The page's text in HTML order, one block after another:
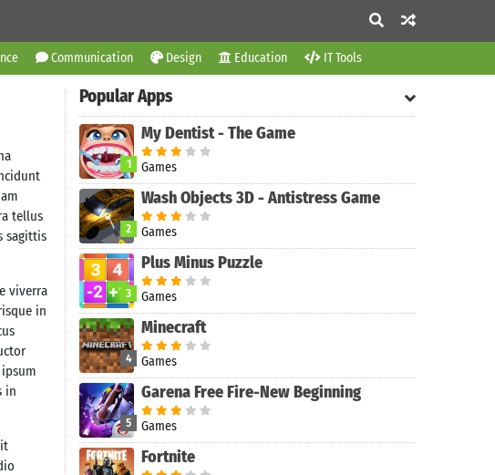
Communication Design Education IT Tools
tellus
sagittis
viverra
in
in
Popular Apps
1
My Dentist - The Game
Games
2
Wash Objects 3D - Antistress Game
Games
3
Plus Minus Puzzle
Games
4
Minecraft
Games
5
Garena Free Fire-New Beginning
Games
Fortnite